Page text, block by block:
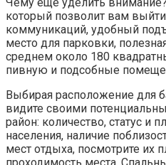
который позволит вам
коммуникаций, удобный
место для парковки,
среднем около 180
пивную и подсобные
Выбирая расположение для
видите своими
район: количество, статус и
населения, наличие
мест отдыха, посмотрите их